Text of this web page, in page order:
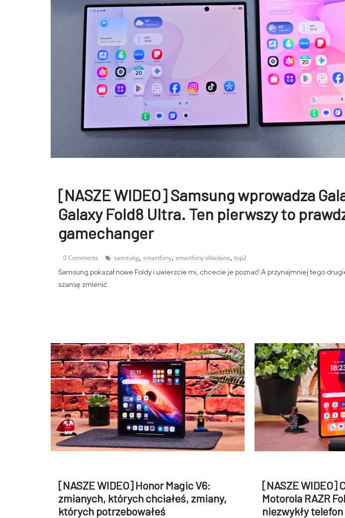
[NASZE WIDEO] Samsung wprowadza
Galaxy Fold8 Ultra. Ten pierwszy to
gamechanger
0 Comments samsung, smartfony, smartfony składane, top2
Samsung pokazał nowe Foldy i uwierzcie mi, chcecie je poznać! A przynajmniej tego
szansę zmienić
[NASZE WIDEO] Honor Magic V6:
zmianych, których chciałeś, zmiany,
których potrzebowałeś
[NASZE WIDEO]
Motorola RAZR
niezwykły telefon